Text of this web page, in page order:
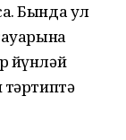
Бында ул
йүнләй
тәртиптә